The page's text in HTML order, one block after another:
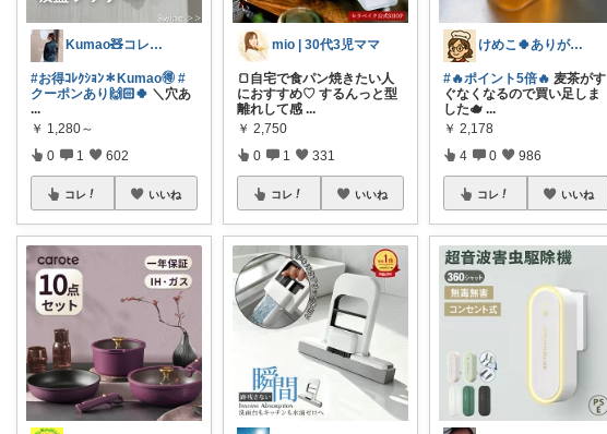
Kumao🧸コレクションみてね✨
#お得ｺﾚｸｼｮﾝ＊Kumao🉐 #
クーポンあり🙌🏻🍀 ＼穴あ
...
￥ 1,280～
0 1 602
コレ いいね
mio | 30代3児ママ
🍞自宅で食パン焼きたい人
におすすめ♡ するんっと型
離れして感 ...
￥ 2,750
0 1 331
コレ いいね
けめこ🍀ありがとうございます🤭💕
#🔥ポイント5倍🔥 麦茶がす
ぐなくなるので買い足しま
した🫖...
￥ 2,178
4 0 986
コレ いいね